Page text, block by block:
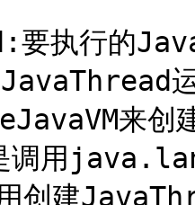
执行的
来创
调用
创建